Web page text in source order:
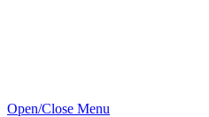
Open/Close Menu